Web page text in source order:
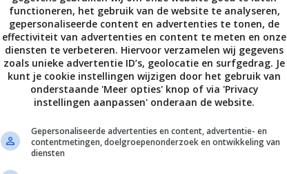
functioneren, het gebruik van de website te analyseren,
gepersonaliseerde content en advertenties te tonen, de
effectiviteit van advertenties en content te meten en onze
diensten te verbeteren. Hiervoor verzamelen wij gegevens
zoals unieke advertentie ID’s, geolocatie en surfgedrag. Je
kunt je cookie instellingen wijzigen door het gebruik van
onderstaande 'Meer opties' knop of via 'Privacy
instellingen aanpassen' onderaan de website.
Gepersonaliseerde advertenties en content, advertentie- en
contentmetingen, doelgroepenonderzoek en ontwikkeling van
diensten